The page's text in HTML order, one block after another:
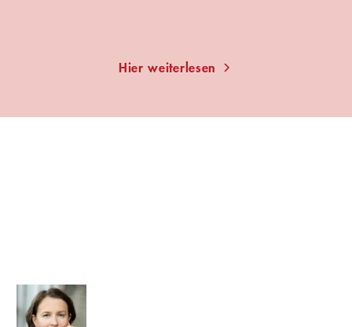
Hier weiterlesen